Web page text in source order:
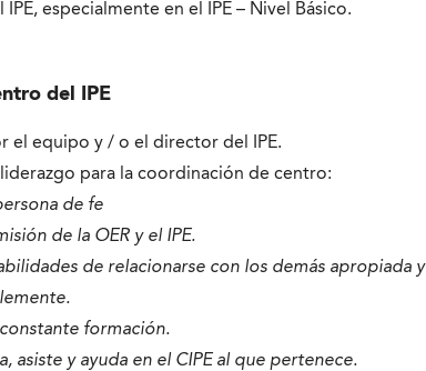
especialmente en el IPE – Nivel Básico.
del IPE
el equipo y / o el director del IPE.
para la coordinación de centro:
de fe
de la OER y el IPE.
de relacionarse con los demás apropiada y
formación.
asiste y ayuda en el CIPE al que pertenece.